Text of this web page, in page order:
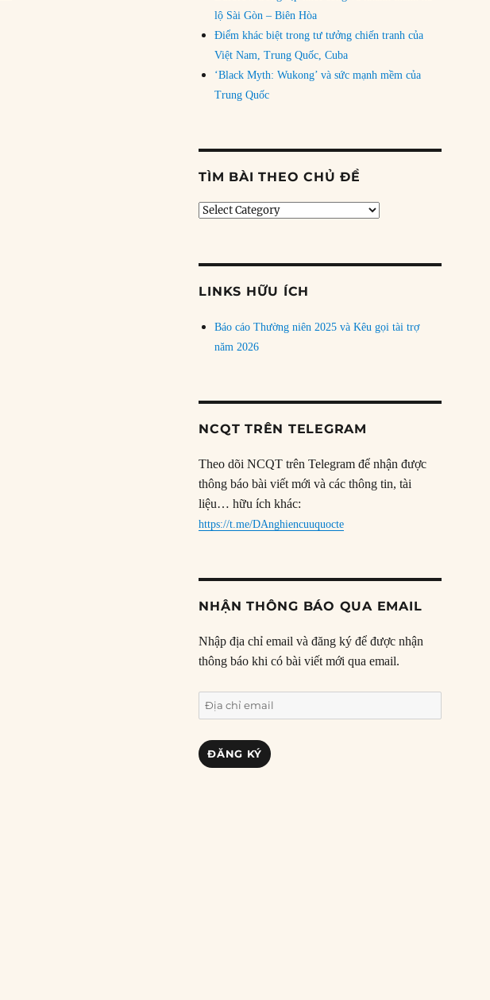
lộ Sài Gòn – Biên Hòa
Điểm khác biệt trong tư tưởng chiến tranh của
Việt Nam, Trung Quốc, Cuba
‘Black Myth: Wukong’ và sức mạnh mềm của
Trung Quốc
TÌM BÀI THEO CHỦ ĐỀ
Tìm
LINKS HỮU ÍCH
Báo cáo Thường niên 2025 và Kêu gọi tài trợ
năm 2026
NCQT TRÊN TELEGRAM
Theo dõi NCQT trên Telegram để nhận được
thông báo bài viết mới và các thông tin, tài
liệu… hữu ích khác:
https://t.me/DAnghiencuuquocte
NHẬN THÔNG BÁO QUA EMAIL
Nhập địa chỉ email và đăng ký để được nhận
thông báo khi có bài viết mới qua email.
Địa
chỉ
email
ĐĂNG KÝ